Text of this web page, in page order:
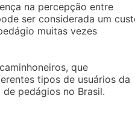
na percepção entre
ser considerada um
muitas vezes
que
tipos de usuários da
pedágios no Brasil.